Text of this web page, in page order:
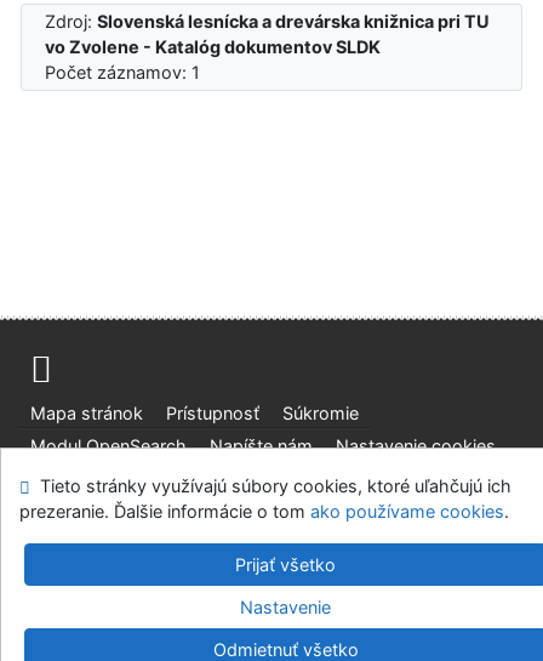
Zdroj:Slovenská lesnícka a drevárska knižnica pri TU
vo Zvolene - Katalóg dokumentov SLDK
Počet záznamov: 1
Mapa stránok Prístupnosť
Súkromie
Modul OpenSearch
Napíšte nám Nastavenie cookies
Slovenská lesnícka a drevárska knižnica pri Technickej
v.4.8.63a-Cosmotron Slovakia, s.r.o.
Tieto stránky využívajú súbory cookies, ktoré uľahčujú ich
prezeranie. Ďalšie informácie o tom ako používame cookies.
Prijať všetko
Nastavenie
Odmietnuť všetko